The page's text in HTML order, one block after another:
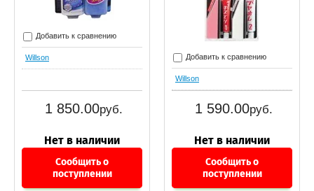
Добавить к сравнению
Willson
1 850.00руб.
Сообщить о
поступлении
Добавить к сравнению
Willson
1 590.00руб.
Сообщить о
поступлении